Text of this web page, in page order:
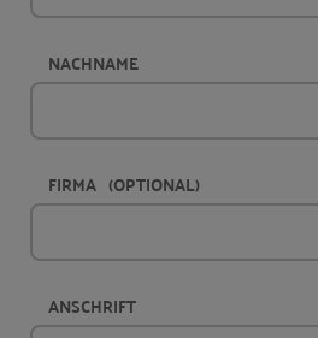
NACHNAME
FIRMA (OPTIONAL)
ANSCHRIFT